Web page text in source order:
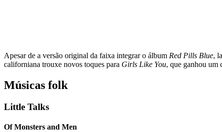
Apesar de a versão original da faixa integrar o álbum Red Pills Blue,
californiana trouxe novos toques para Girls Like You, que ganhou
Músicas folk
Little Talks
Of Monsters and Men